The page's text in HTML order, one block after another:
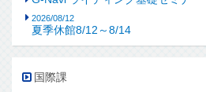
2026/08/12
夏季休館8/12～8/14
国際課